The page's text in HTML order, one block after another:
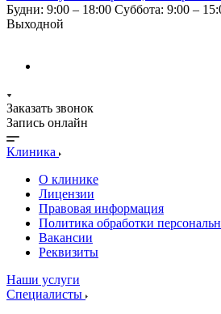
Будни: 9:00 – 18:00 Суббота: 9:00 –
Выходной
Заказать звонок
Запись онлайн
Клиника
О клинике
Лицензии
Правовая информация
Политика обработки
Вакансии
Реквизиты
Наши услуги
Специалисты